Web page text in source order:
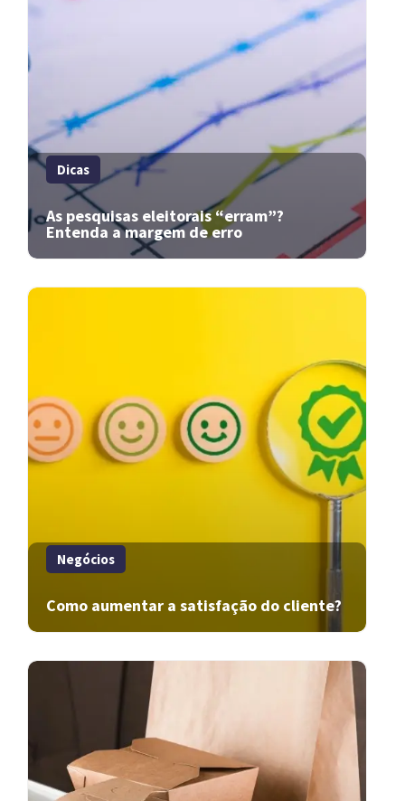
Dicas
As pesquisas eleitorais “erram”?
Entenda a margem de erro
Negócios
Como aumentar a satisfação do cliente?